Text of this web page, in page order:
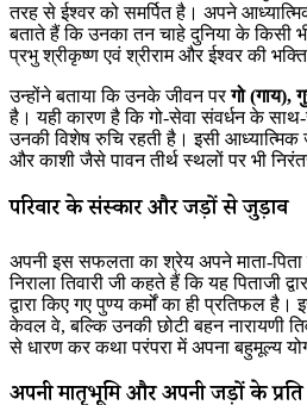
तरह से ईश्वर को समर्पित है। अपने
बताते हैं कि उनका तन चाहे दुनिया के किसी
प्रभु श्रीकृष्ण एवं श्रीराम और ईश्वर की
उन्होंने बताया कि उनके जीवन परगो (गाय),
है। यही कारण है कि गो-सेवा संवर्धन के
उनकी विशेष रुचि रहती है। इसी आध्यात्मिक
और काशी जैसे पावन तीर्थ स्थलों पर भी
परिवार के संस्कार और जड़ों से जुड़ाव
अपनी इस सफलता का श्रेय अपने माता-
निराला तिवारी जी कहते हैं कि यह पिताजी
द्वारा किए गए पुण्य कर्मों का ही प्रतिफल
केवल वे, बल्कि उनकी छोटी बहन नारायणी
से धारण कर कथा परंपरा में अपना बहुमूल्य
अपनी मातृभूमि और अपनी जड़ों के